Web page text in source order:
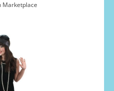
Marketplace